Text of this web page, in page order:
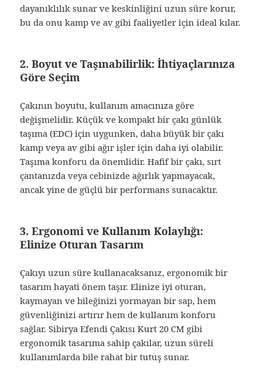
dayanıklılık sunar ve keskinliğini uzun süre korur,
bu da onu kamp ve av gibi faaliyetler için ideal kılar.
2. Boyut ve Taşınabilirlik: İhtiyaçlarınıza
Göre Seçim
Çakının boyutu, kullanım amacınıza göre
değişmelidir. Küçük ve kompakt bir çakı günlük
taşıma (EDC) için uygunken, daha büyük bir çakı
kamp veya av gibi ağır işler için daha iyi olabilir.
Taşıma konforu da önemlidir. Hafif bir çakı, sırt
çantanızda veya cebinizde ağırlık yapmayacak,
ancak yine de güçlü bir performans sunacaktır.
3. Ergonomi ve Kullanım Kolaylığı:
Elinize Oturan Tasarım
Çakıyı uzun süre kullanacaksanız, ergonomik bir
tasarım hayati önem taşır. Elinize iyi oturan,
kaymayan ve bileğinizi yormayan bir sap, hem
güvenliğinizi artırır hem de kullanım konforu
sağlar. Sibirya Efendi Çakısı Kurt 20 CM gibi
ergonomik tasarıma sahip çakılar, uzun süreli
kullanımlarda bile rahat bir tutuş sunar.